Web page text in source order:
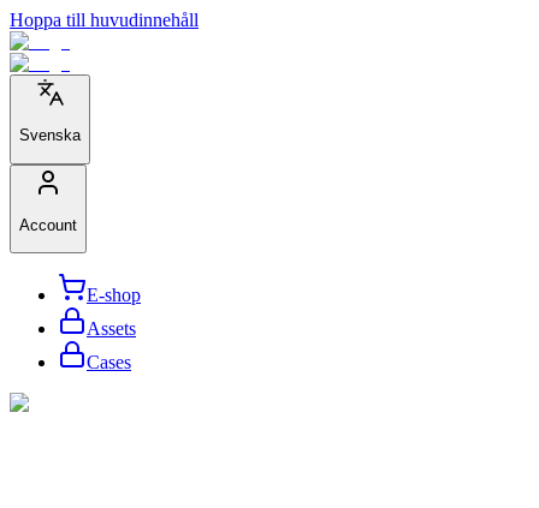
Hoppa till huvudinnehåll
Svenska
Account
E-shop
Assets
Cases